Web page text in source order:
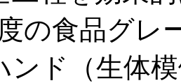
の食品グレ
ンド（生体